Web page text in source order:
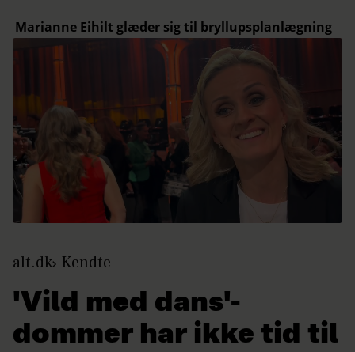
alt.dk Kendte
'Vild med dans'-
dommer har ikke tid til